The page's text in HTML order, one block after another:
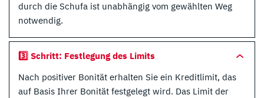
durch die Schufa ist unabhängig vom gewählten Weg
notwendig.
3️⃣ Schritt: Festlegung des Limits
Nach positiver Bonität erhalten Sie ein Kreditlimit, das
auf Basis Ihrer Bonität festgelegt wird. Das Limit der